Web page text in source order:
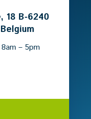
18 B-6240
– 5pm